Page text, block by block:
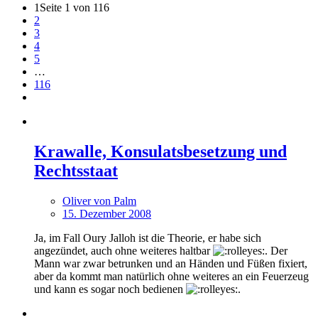
1 Seite 1 von 116
2
3
4
5
…
116
Krawalle, Konsulatsbesetzung und
Rechtsstaat
Oliver von Palm
15. Dezember 2008
Ja, im Fall Oury Jalloh ist die Theorie, er habe sich
angezündet, auch ohne weiteres haltbar
. Der
Mann war zwar betrunken und an Händen und Füßen fixiert,
aber da kommt man natürlich ohne weiteres an ein Feuerzeug
und kann es sogar noch bedienen
.